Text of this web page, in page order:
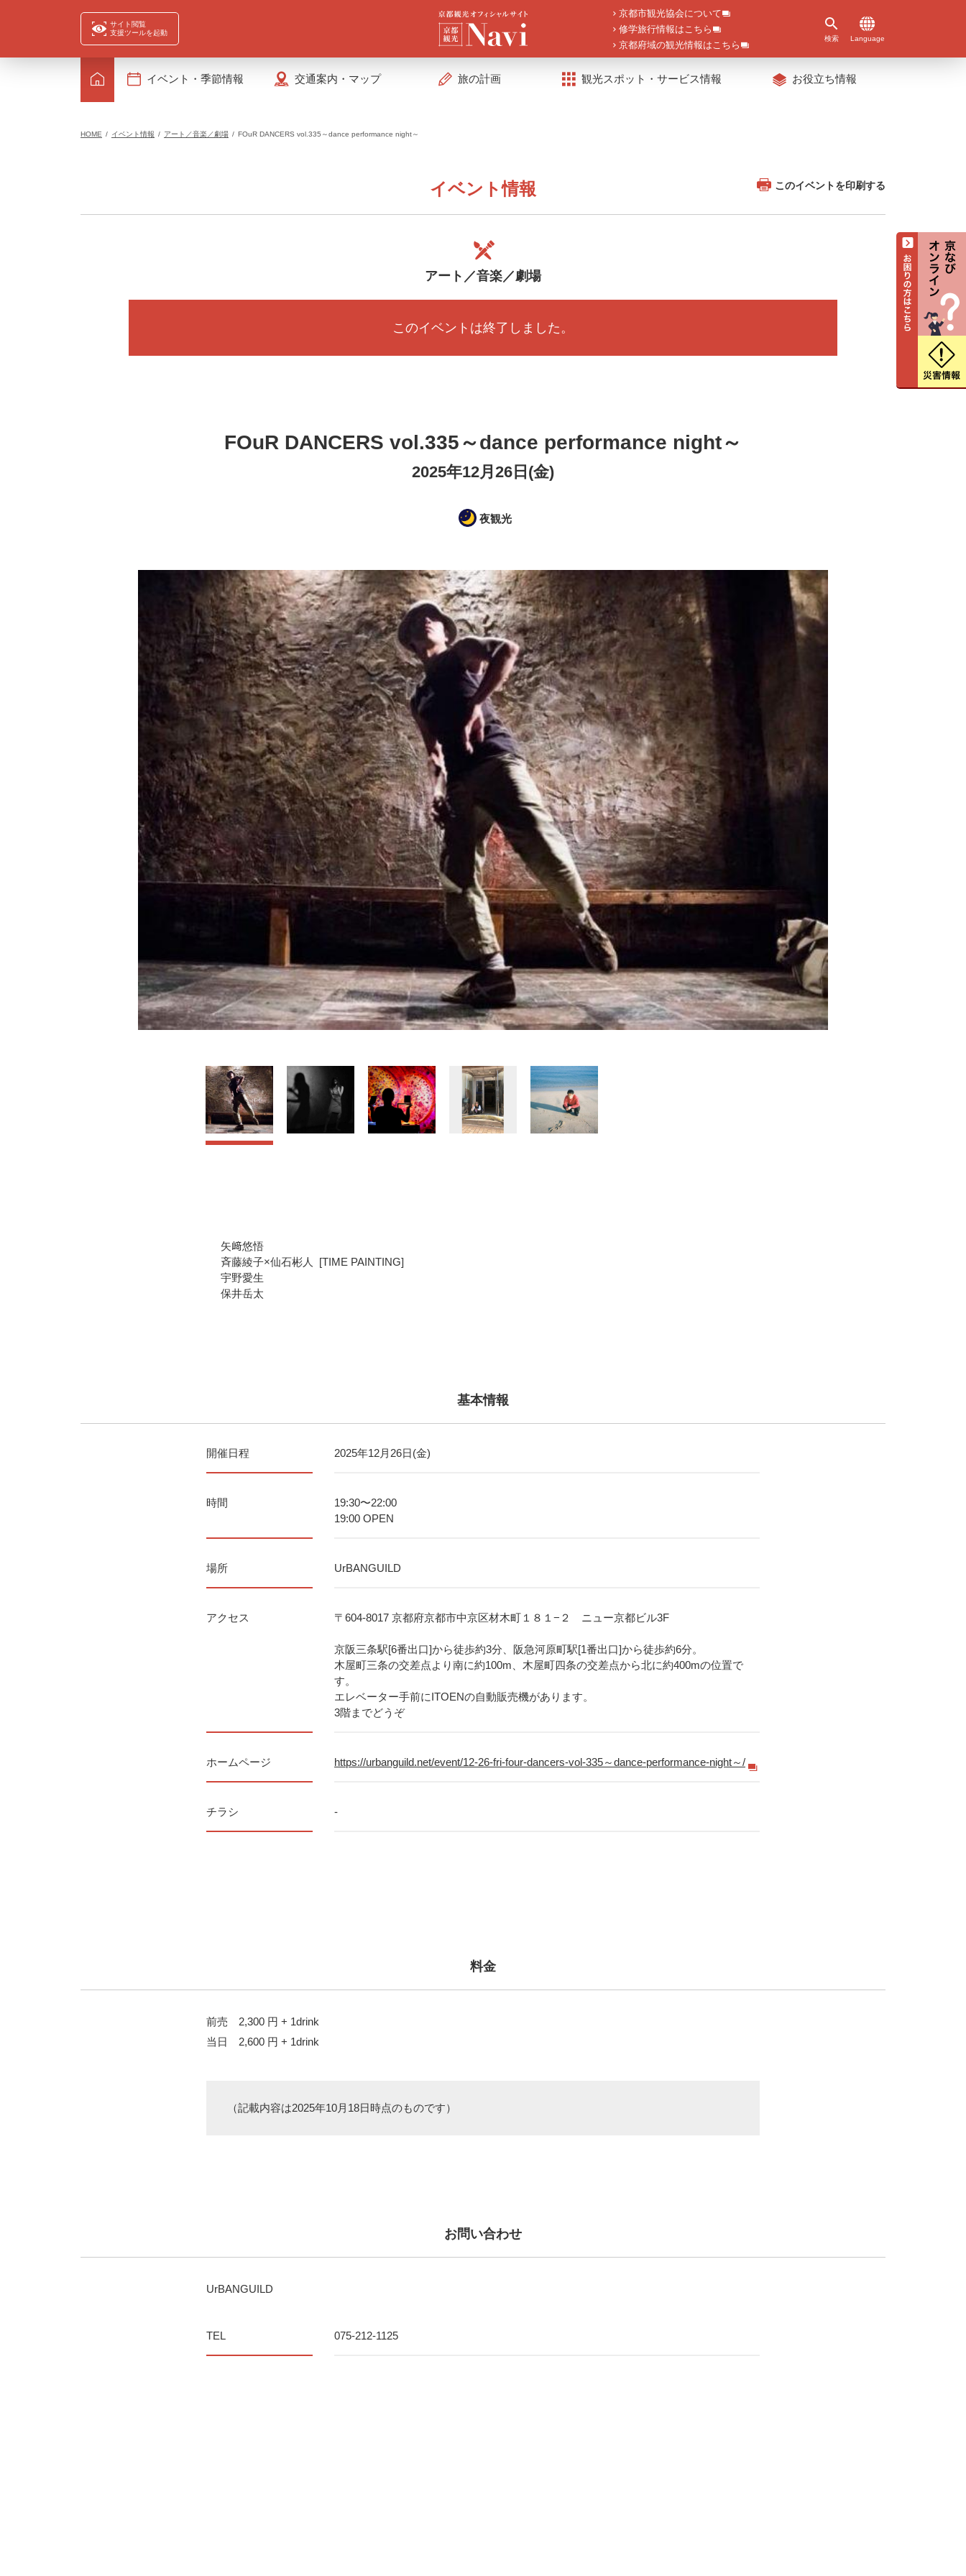
サイト閲覧
支援ツールを起動
京都市観光協会について
修学旅行情報はこちら
京都府域の観光情報はこちら
検索 Language
イベント・季節情報 交通案内・マップ 旅の計画 観光スポット・サービス情報 お役立ち情報
HOME イベント情報 アート／音楽／劇場 FOuR DANCERS vol.335～dance performance night～
イベント情報 このイベントを印刷する
アート／音楽／劇場
このイベントは終了しました。
FOuR DANCERS vol.335～dance performance night～
2025年12月26日(金)
夜観光
矢﨑悠悟
斉藤綾子×仙石彬人 [TIME PAINTING]
宇野愛生
保井岳太
基本情報
開催日程 2025年12月26日(金)
時間
19:30〜22:00
19:00 OPEN
場所 UrBANGUILD
アクセス 〒604-8017 京都府京都市中京区材木町１８１−２ ニュー京都ビル3F
京阪三条駅[6番出口]から徒歩約3分、阪急河原町駅[1番出口]から徒歩約6分。
木屋町三条の交差点より南に約100m、木屋町四条の交差点から北に約400mの位置で
す。
エレベーター手前にITOENの自動販売機があります。
3階までどうぞ
ホームページ https://urbanguild.net/event/12-26-fri-four-dancers-vol-335～dance-performance-night～/
チラシ -
料金
前売 2,300 円 + 1drink
当日 2,600 円 + 1drink
（記載内容は2025年10月18日時点のものです）
お問い合わせ
UrBANGUILD
TEL 075-212-1125